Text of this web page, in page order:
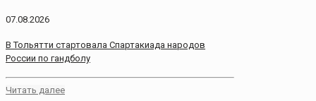
07.08.2026
В Тольятти стартовала Спартакиада народов
России по гандболу
Читать далее